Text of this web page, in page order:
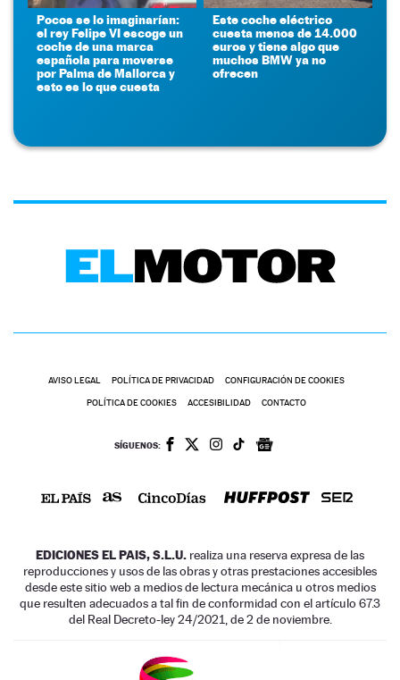
Pocos se lo imaginarían:
el rey Felipe VI escoge un
coche de una marca
española para moverse
por Palma de Mallorca y
esto es lo que cuesta
Este coche eléctrico
cuesta menos de 14.000
euros y tiene algo que
muchos BMW ya no
ofrecen
AVISO LEGAL POLÍTICA DE PRIVACIDAD CONFIGURACIÓN DE COOKIES
POLÍTICA DE COOKIES ACCESIBILIDAD CONTACTO
SÍGUENOS:
EDICIONES EL PAIS, S.L.U. realiza una reserva expresa de las
reproducciones y usos de las obras y otras prestaciones accesibles
desde este sitio web a medios de lectura mecánica u otros medios
que resulten adecuados a tal fin de conformidad con el artículo 67.3
del Real Decreto-ley 24/2021, de 2 de noviembre.